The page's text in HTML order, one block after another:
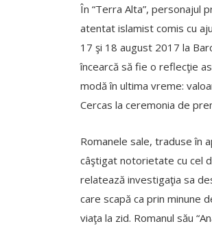
În “Terra Alta”, personajul
atentat islamist comis cu
17 şi 18 august 2017 la
încearcă să fie o reflecţie
modă în ultima vreme:
Cercas la ceremonia de
Romanele sale, traduse în
câştigat notorietate cu cel
relatează investigaţia sa
care scapă ca prin minune
viaţa la zid. Romanul său